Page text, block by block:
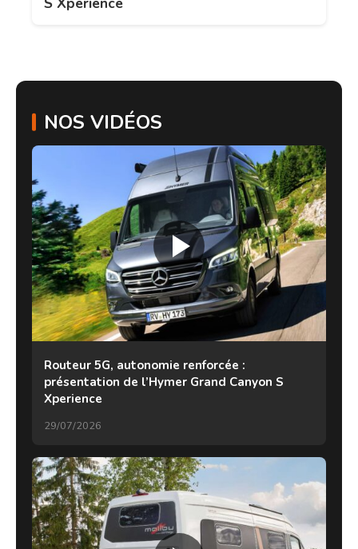
NOS VIDÉOS
Routeur 5G, autonomie renforcée :
présentation de l’Hymer Grand Canyon S
Xperience
29/07/2026